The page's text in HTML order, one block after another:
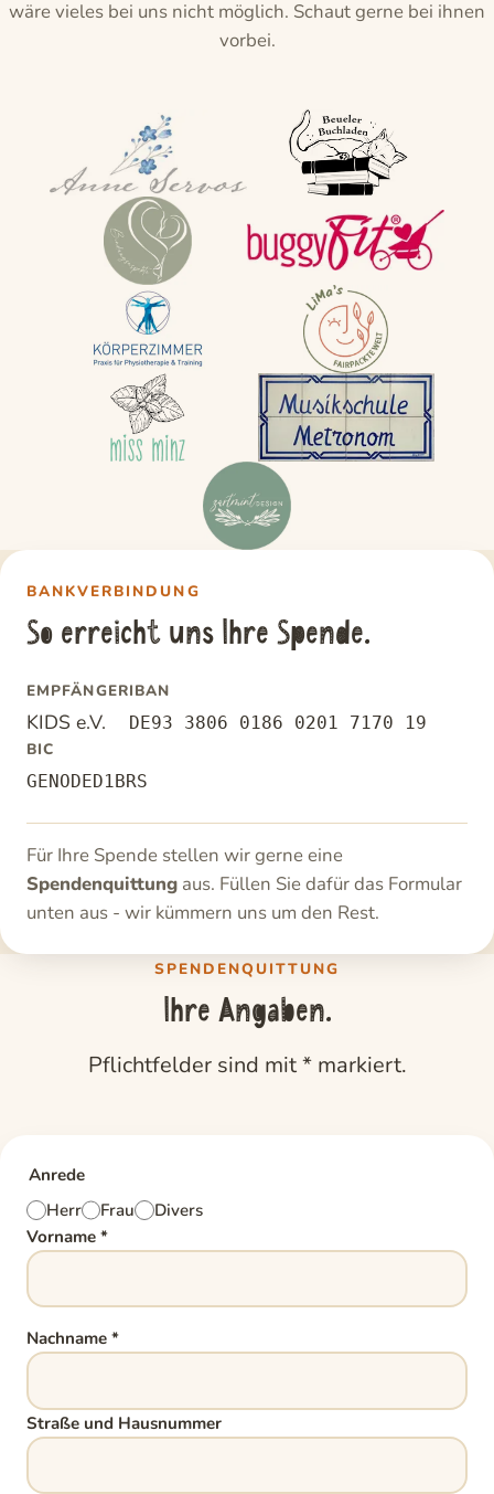
wäre vieles bei uns nicht möglich. Schaut gerne bei ihnen
vorbei.
BANKVERBINDUNG
So erreicht uns Ihre Spende.
EMPFÄNGER
KIDS e.V.
IBAN
DE93 3806 0186 0201 7170 19
BIC
GENODED1BRS
Für Ihre Spende stellen wir gerne eine
Spendenquittung aus. Füllen Sie dafür das Formular
unten aus - wir kümmern uns um den Rest.
SPENDENQUITTUNG
Ihre Angaben.
Pflichtfelder sind mit*markiert.
Anrede
Herr
Frau
Divers
Vorname *
Nachname *
Straße und Hausnummer